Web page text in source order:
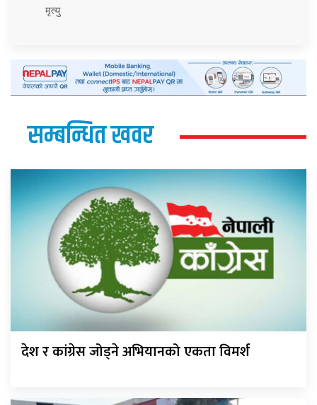
मृत्यु
सम्बन्धित खवर
देश र कांग्रेस जोड्ने अभियानको एकता विमर्श